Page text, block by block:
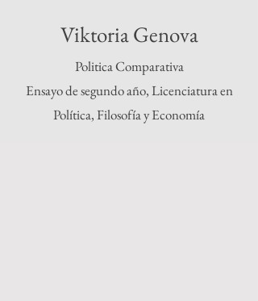
Viktoria Genova
Politica Comparativa
Ensayo de segundo año, Licenciatura en
Política, Filosofía y Economía